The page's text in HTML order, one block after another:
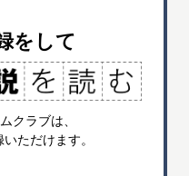
をして
クラブは、
ただけます。